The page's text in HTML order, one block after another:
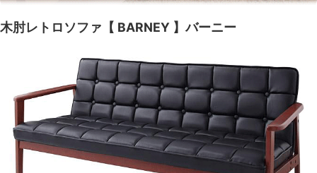
木肘レトロソファ【 BARNEY 】バーニー